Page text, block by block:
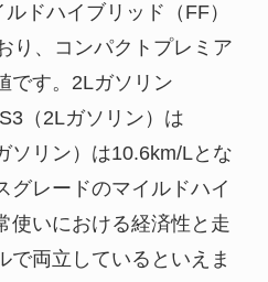
ドハイブリッド（FF）
り、コンパクトプレミア
です。2Lガソリン
（2Lガソリン）は
ソリン）は10.6km/Lとな
グレードのマイルドハイ
使いにおける経済性と走
で両立しているといえま